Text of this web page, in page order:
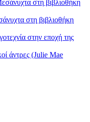
στη βιβλιοθήκη
στη βιβλιοθήκη
στην εποχή της
άντρες (Julie Mae